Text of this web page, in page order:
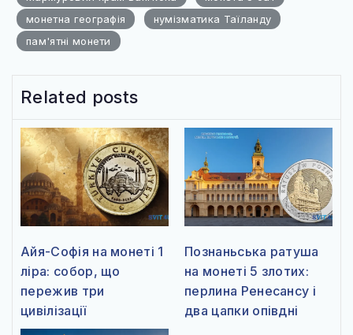
монетна географія
нумізматика Таїланду
пам'ятні монети
Related posts
Айя-Софія на монеті 1
ліра: собор, що
пережив три
цивілізації
Познаньська ратуша
на монеті 5 злотих:
перлина Ренесансу і
два цапки опівдні